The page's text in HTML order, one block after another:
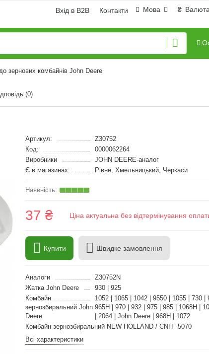
₴ Валюта
Мова
Вхід в B2B Контакти
зернових комбайнів John Deere
(0)
Артикул:
Z30752
Код:
0000062264
Виробники
JOHN DEERE-аналог
Є в магазинах:
Рівне, Хмельницький, Черкаси
37 ₴ Ціна актуальна без відтермінування
Купити Швидке замовлення
Аналоги
Z30752N
Жатка John Deere
930 | 925
Комбайн
зернозбиральний John
Deere
1052 | 1065 | 1042 | 9550 | 1055 | 730 |
965H | 970 | 932 | 975 | 985 | 1068H |
| 2064 | John Deere | 968H | 1072
Комбайн зернозбиральний NEW HOLLAND / CNH
5070
Всі характеристики